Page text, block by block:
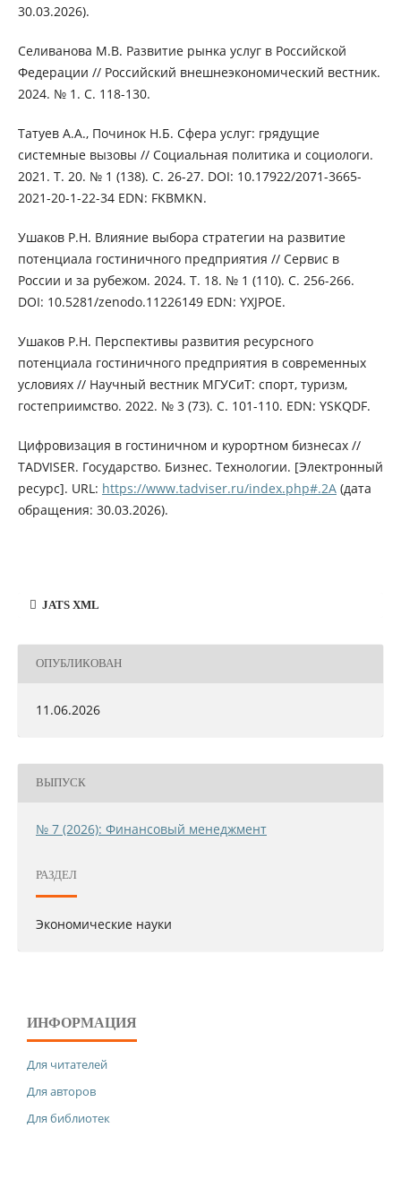
30.03.2026).
Селиванова М.В. Развитие рынка услуг в Российской
Федерации // Российский внешнеэкономический вестник.
2024. № 1. С. 118-130.
Татуев А.А., Починок Н.Б. Сфера услуг: грядущие
системные вызовы // Социальная политика и социологи.
2021. Т. 20. № 1 (138). С. 26-27. DOI: 10.17922/2071-3665-
2021-20-1-22-34 EDN: FKBMKN.
Ушаков Р.Н. Влияние выбора стратегии на развитие
потенциала гостиничного предприятия // Сервис в
России и за рубежом. 2024. Т. 18. № 1 (110). С. 256-266.
DOI: 10.5281/zenodo.11226149 EDN: YXJPOE.
Ушаков Р.Н. Перспективы развития ресурсного
потенциала гостиничного предприятия в современных
условиях // Научный вестник МГУСиТ: спорт, туризм,
гостеприимство. 2022. № 3 (73). С. 101-110. EDN: YSKQDF.
Цифровизация в гостиничном и курортном бизнесах //
TADVISER. Государство. Бизнес. Технологии. [Электронный
ресурс]. URL: https://www.tadviser.ru/index.php#.2A(дата
обращения: 30.03.2026).
JATS XML
ОПУБЛИКОВАН
11.06.2026
ВЫПУСК
№ 7 (2026): Финансовый менеджмент
РАЗДЕЛ
Экономические науки
ИНФОРМАЦИЯ
Для читателей
Для авторов
Для библиотек